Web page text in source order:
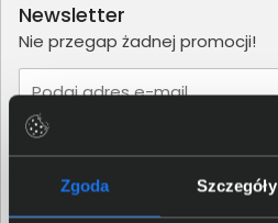
Zgoda Szczegóły
Newsletter
Nie przegap żadnej promocji!
Podaj adres e-mail